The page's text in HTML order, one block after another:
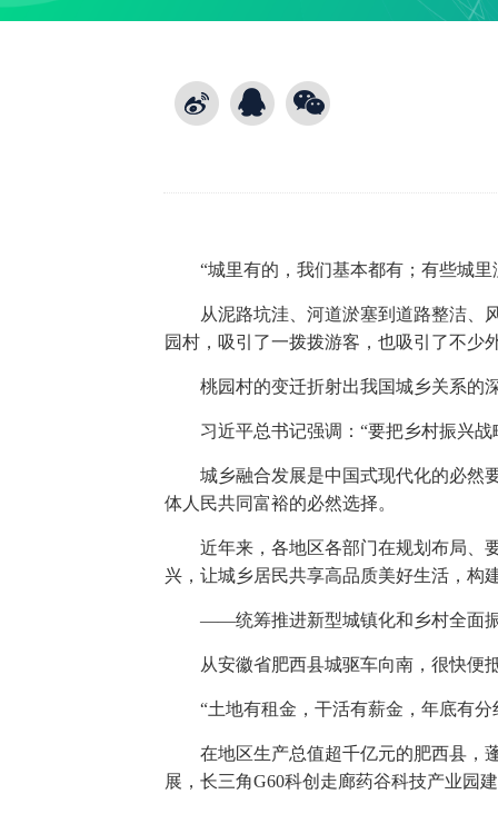
“城里有的，我们基本都有；有些城
从泥路坑洼、河道淤塞到道路整洁
园村，吸引了一拨拨游客，也吸引了不少
桃园村的变迁折射出我国城乡关系的
习近平总书记强调：“要把乡村振兴
城乡融合发展是中国式现代化的必然
体人民共同富裕的必然选择。
近年来，各地区各部门在规划布局、
兴，让城乡居民共享高品质美好生活，构
——统筹推进新型城镇化和乡村全面
从安徽省肥西县城驱车向南，很快便
“土地有租金，干活有薪金，年底有
在地区生产总值超千亿元的肥西县，
展，长三角G60科创走廊药谷科技产业